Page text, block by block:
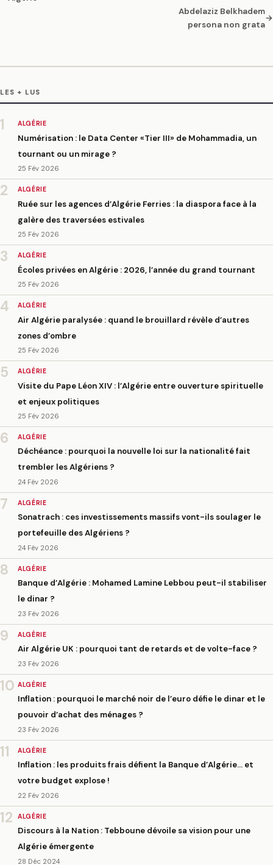
Abdelaziz Belkhadem
persona non grata
→
LES + LUS
1 ALGÉRIE
Numérisation : le Data Center «Tier III» de Mohammadia, un
tournant ou un mirage ?
25 Fév 2026
2 ALGÉRIE
Ruée sur les agences d’Algérie Ferries : la diaspora face à la
galère des traversées estivales
25 Fév 2026
3 ALGÉRIE
Écoles privées en Algérie : 2026, l’année du grand tournant
25 Fév 2026
4 ALGÉRIE
Air Algérie paralysée : quand le brouillard révèle d’autres
zones d’ombre
25 Fév 2026
5 ALGÉRIE
Visite du Pape Léon XIV : l’Algérie entre ouverture spirituelle
et enjeux politiques
25 Fév 2026
6 ALGÉRIE
Déchéance : pourquoi la nouvelle loi sur la nationalité fait
trembler les Algériens ?
24 Fév 2026
7 ALGÉRIE
Sonatrach : ces investissements massifs vont-ils soulager le
portefeuille des Algériens ?
24 Fév 2026
8 ALGÉRIE
Banque d’Algérie : Mohamed Lamine Lebbou peut-il stabiliser
le dinar ?
23 Fév 2026
9 ALGÉRIE
Air Algérie UK : pourquoi tant de retards et de volte-face ?
23 Fév 2026
10 ALGÉRIE
Inflation : pourquoi le marché noir de l’euro défie le dinar et le
pouvoir d’achat des ménages ?
23 Fév 2026
11 ALGÉRIE
Inflation : les produits frais défient la Banque d’Algérie… et
votre budget explose !
22 Fév 2026
12 ALGÉRIE
Discours à la Nation : Tebboune dévoile sa vision pour une
Algérie émergente
28 Déc 2024